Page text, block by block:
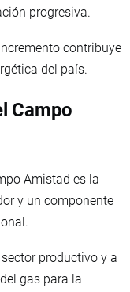
progresiva.
contribuye
del país.
Campo
Amistad es la
y un componente
productivo y a
gas para la